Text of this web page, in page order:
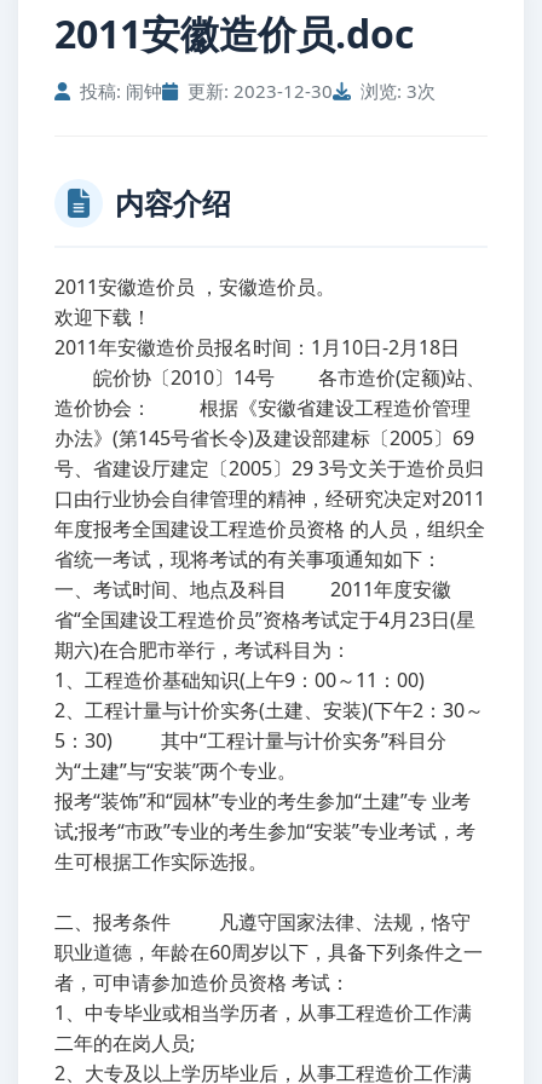
2011安徽造价员.doc
投稿: 闹钟 更新: 2023-12-30 浏览: 3次
内容介绍
2011安徽造价员 ，安徽造价员。
欢迎下载！
2011年安徽造价员报名时间：1月10日-2月18日
皖价协〔2010〕14号 各市造价(定额)站、
造价协会： 根据《安徽省建设工程造价管理
办法》(第145号省长令)及建设部建标〔2005〕69
号、省建设厅建定〔2005〕29 3号文关于造价员归
口由行业协会自律管理的精神，经研究决定对2011
年度报考全国建设工程造价员资格 的人员，组织全
省统一考试，现将考试的有关事项通知如下：
一、考试时间、地点及科目 2011年度安徽
省“全国建设工程造价员”资格考试定于4月23日(星
期六)在合肥市举行，考试科目为：
1、工程造价基础知识(上午9：00～11：00)
2、工程计量与计价实务(土建、安装)(下午2：30～
5：30) 其中“工程计量与计价实务”科目分
为“土建”与“安装”两个专业。
报考“装饰”和“园林”专业的考生参加“土建”专 业考
试;报考“市政”专业的考生参加“安装”专业考试，考
生可根据工作实际选报。
二、报考条件 凡遵守国家法律、法规，恪守
职业道德，年龄在60周岁以下，具备下列条件之一
者，可申请参加造价员资格 考试：
1、中专毕业或相当学历者，从事工程造价工作满
二年的在岗人员;
2、大专及以上学历毕业后，从事工程造价工作满